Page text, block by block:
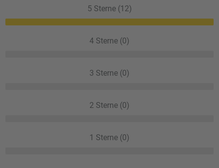
5 Sterne (12)
4 Sterne (0)
3 Sterne (0)
2 Sterne (0)
1 Sterne (0)